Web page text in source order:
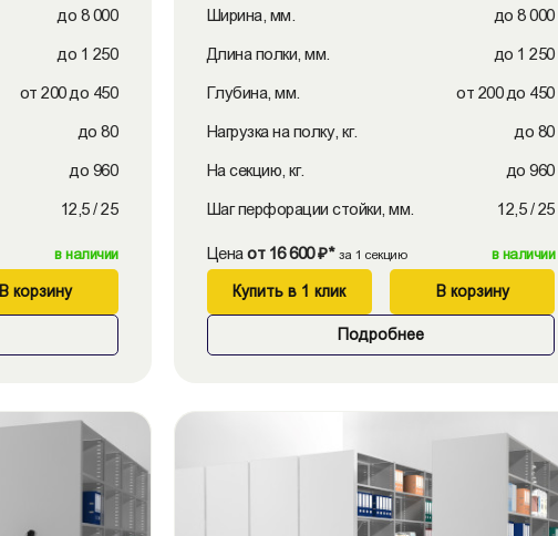
до 8 000
до 1 250
от 200 до 450
до 80
до 960
12,5 / 25
в наличии
В корзину
Ширина, мм. до 8 000
Длина полки, мм. до 1 250
Глубина, мм. от 200 до 450
Нагрузка на полку, кг. до 80
На секцию, кг. до 960
Шаг перфорации стойки, мм. 12,5 / 25
Ценаот 16 600 ₽* за 1 секцию в наличии
Купить в 1 клик В корзину
Подробнее